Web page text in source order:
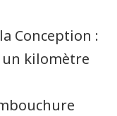
Conception :
un kilomètre